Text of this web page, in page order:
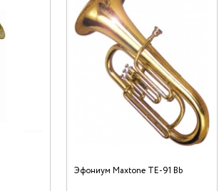
Эфониум Maxtone TE-91 Bb